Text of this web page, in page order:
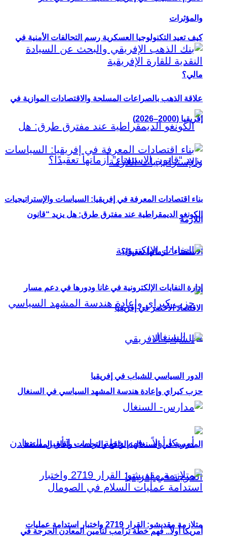
كيف تعيد التكنولوجيا العسكرية رسم التحالفات الأمنية في
مالي؟
الكونغو الديمقراطية عند مفترق طرق: هل يزيد “قانون
الاستفتاء” أزماتها تعقيدًا؟
حزب كيراي وإعادة هندسة المشهد السياسي في السنغال
أمريكا أولاً.. فهم خطة ترامب لتأمين المعادن الحرجة في
والمؤثرات
علاقة الذهب بالصراعات المسلحة والاقتصادات الموازية في
إفريقيا (2000–2026)
بناء اقتصادات المعرفة في إفريقيا: السياسات والإستراتيجيات
اللازمة
إدارة النفايات الإلكترونية في غانا ودورها في دعم مسار
الاقتصاد الأخضر في إفريقيا
الدور السياسي للشباب في إفريقيا
المدرسة في السنغال: الواقع والتحديات وآفاق المستقبل
متلازمة مقديشو: القرار 2719 واختبار استدامة عمليات